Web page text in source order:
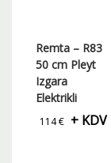
Remta – R83
50 cm Pleyt
Izgara
Elektrikli
114€ + KDV